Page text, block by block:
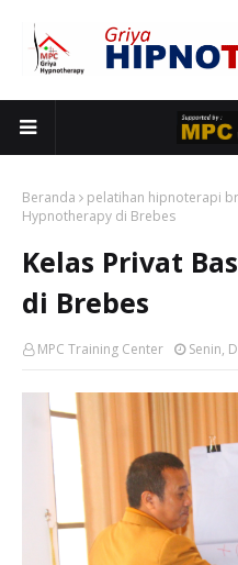
Beranda pelatihan hipnoterapi
Hypnotherapy di Brebes
Kelas Privat
di Brebes
MPC Training Center Senin,